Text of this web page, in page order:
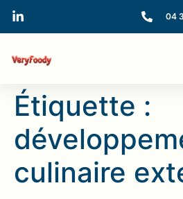
04
Étiquette :
culinaire